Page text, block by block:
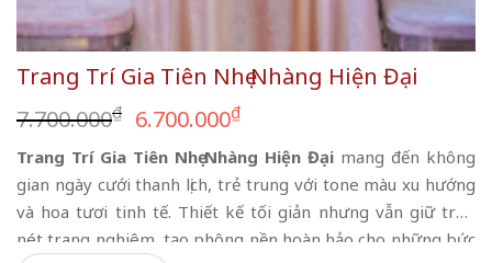
Trang Trí Gia Tiên Nhẹ Nhàng Hiện Đại
7.700.000₫ Giá
gốc
là:
7.700.000₫.
6.700.000₫Giá
hiện
tại
là:
6.700.000₫.
Trang Trí Gia Tiên Nhẹ Nhàng Hiện Đại mang đến không
gian ngày cưới thanh lịch, trẻ trung với tone màu xu hướng
và hoa tươi tinh tế. Thiết kế tối giản nhưng vẫn giữ trọn
nét trang nghiêm, tạo phông nền hoàn hảo cho những bức